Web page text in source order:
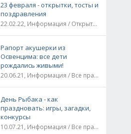
23 февраля - открытки, тосты и
поздравления
22.02.22, Информация / Открытки / Все праздники
Рапорт акушерки из
Освенцима: все дети
рождались живыми!
20.06.21, Информация / Все праздники / Рассказы и истории
День Рыбака - как
праздновать: игры, загадки,
конкурсы
10.07.21, Информация / Все праздники